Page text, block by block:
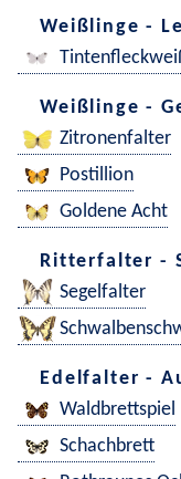
Weißlinge -
Weißlinge -
Zitronenfalter
Postillion
Goldene Acht
Ritterfalter -
Segelfalter
Edelfalter -
Waldbrettspiel
Schachbrett